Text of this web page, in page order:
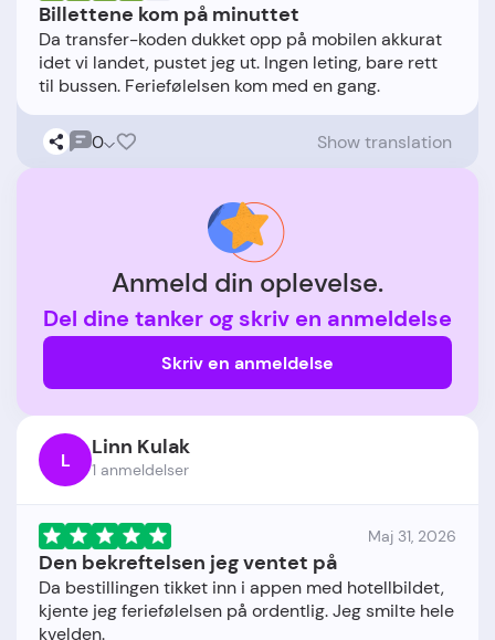
Billettene kom på minuttet
Da transfer-koden dukket opp på mobilen akkurat
idet vi landet, pustet jeg ut. Ingen leting, bare rett
0 Show translation
Anmeld din oplevelse.
Del dine tanker og skriv en anmeldelse
Skriv en anmeldelse
L Linn Kulak
1 anmeldelser
Maj 31, 2026
Den bekreftelsen jeg ventet på
Da bestillingen tikket inn i appen med hotellbildet,
kjente jeg feriefølelsen på ordentlig. Jeg smilte hele